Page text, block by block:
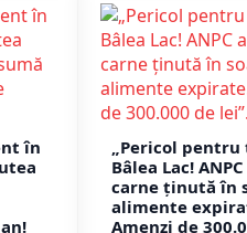
în
„Pericol
Bâlea Lac!
carne ținută în
alimente
Amenzi de